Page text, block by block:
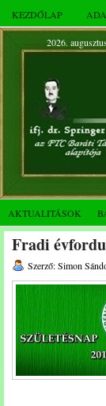
KEZDŐLAP
2026. augusztus
AKTUALITÁSOK
Fradi
Szerző: Simon